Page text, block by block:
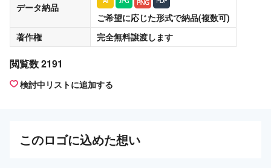
データ納品
ご希望に応じた形式で納品(複数可)
著作権
完全無料譲渡します
閲覧数 2191
検討中リストに追加する
このロゴに込めた想い